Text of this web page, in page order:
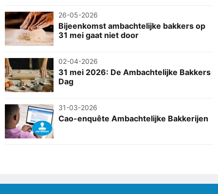
26-05-2026
Bijeenkomst ambachtelijke bakkers op
31 mei gaat niet door
02-04-2026
31 mei 2026: De Ambachtelijke Bakkers
Dag
31-03-2026
Cao-enquête Ambachtelijke Bakkerijen